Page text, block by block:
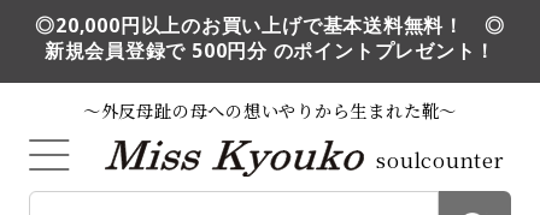
◎20,000円以上のお買い上げで基本送料無料！ ◎
新規会員登録で 500円分 のポイントプレゼント！
～外反母趾の母への想いやりから生まれた靴～
soulcounter